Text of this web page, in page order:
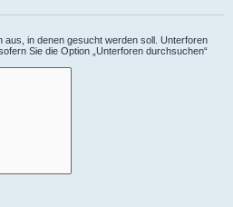
aus, in denen gesucht werden soll. Unterforen
Sie die Option „Unterforen durchsuchen“